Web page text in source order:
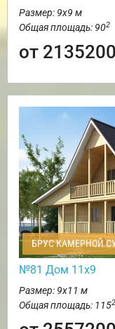
Размер: 9х9 м
Общая площадь: 902
от 2135200
БРУС КАМЕРНОЙ
№81 Дом 11х9
Размер: 9х11 м
Общая площадь: 1152